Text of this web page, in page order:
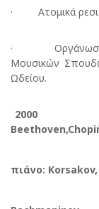
· Ατομικά
· Οργάνωση και
Μουσικών
Ωδείου.
2000
πιάνο: Korsakov,